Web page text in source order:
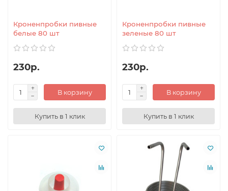
Кроненпробки пивные
белые 80 шт
230р.
В корзину
Купить в 1 клик
Кроненпробки пивные
зеленые 80 шт
230р.
В корзину
Купить в 1 клик